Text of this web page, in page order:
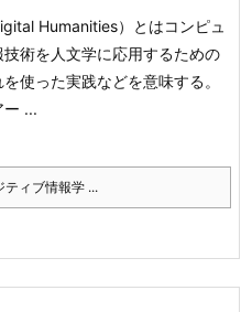
Humanities）とはコンピュ
術を人文学に応用するための
使った実践などを意味する。
ー ...
ティブ情報学 ...